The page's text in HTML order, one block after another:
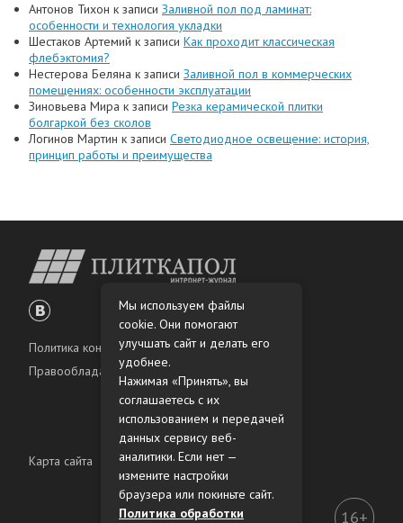
Антонов Тихон к записи Заливной пол под ламинат:
особенности и технология укладки
Шестаков Артемий к записи Как проходит классическая
флебэктомия?
Нестерова Беляна к записи Заливной пол в коммерческих
помещениях: особенности эксплуатации
Зиновьева Мира к записи Резка керамической плитки
болгаркой без сколов
Логинов Мартин к записи Светодиодное освещение: история,
принцип работы и преимущества
Политика конфиденциальности
Правообладателям
Карта сайта
16+
Мы используем файлы
cookie. Они помогают
улучшать сайт и делать его
удобнее.
Нажимая «Принять», вы
соглашаетесь с их
использованием и передачей
данных сервису веб-
аналитики. Если нет —
измените настройки
браузера или покиньте сайт.
Политика обработки